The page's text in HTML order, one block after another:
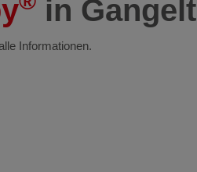
in Gangelt
Informationen.